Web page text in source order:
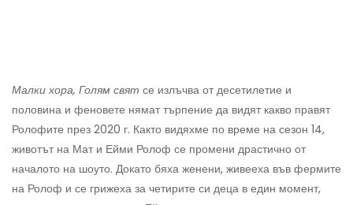
Малки хора, Голям свят се излъчва от десетилетие и
половина и феновете нямат търпение да видят какво правят
Ролофите през 2020 г. Както видяхме по време на сезон 14,
животът на Мат и Ейми Ролоф се промени драстично от
началото на шоуто. Докато бяха женени, живееха във фермите
на Ролоф и се грижеха за четирите си деца в един момент,